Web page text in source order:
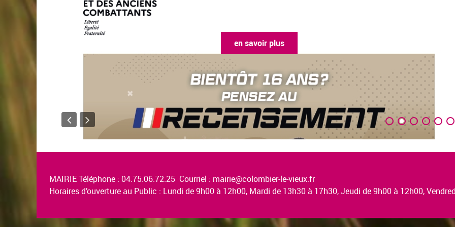
en savoir plus
MAIRIE Téléphone : 04.75.06.72.25 Courriel : mairie@colombier-le-vieux.fr
Horaires d’ouverture au Public : Lundi de 9h00 à 12h00, Mardi de 13h30 à 17h30, Jeudi de 9h00 à 12h00,